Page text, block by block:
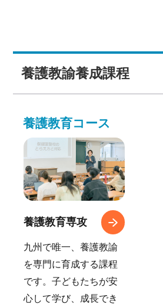
養護教諭養成課程
養護教育コース
養護教育専攻
九州で唯一、養護教諭
を専門に育成する課程
です。子どもたちが安
心して学び、成長でき